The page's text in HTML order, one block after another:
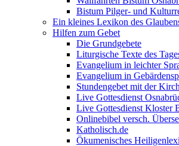
Bistum Pilger- und
Ein kleines Lexikon des
Hilfen zum Gebet
Die Grundgebete
Liturgische Texte des
Evangelium in leichter
Evangelium in
Stundengebet mit der
Live Gottesdienst
Live Gottesdienst Kloster
Onlinebibel versch.
Katholisch.de
Ökumenisches